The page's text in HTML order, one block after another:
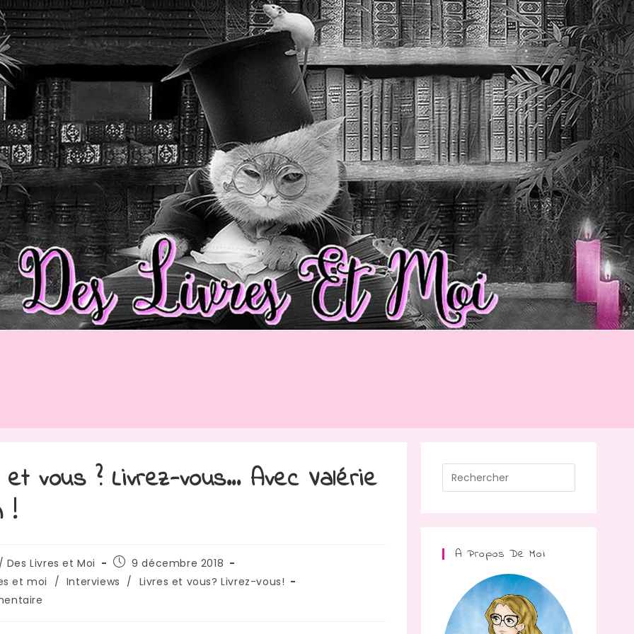
et vous ? Livrez-vous… Avec Valérie
!
Des Livres et Moi
Publication
publiée :
9 décembre 2018
et moi / Interviews / Livres et vous? Livrez-vous!
Escape
A Propos De Moi